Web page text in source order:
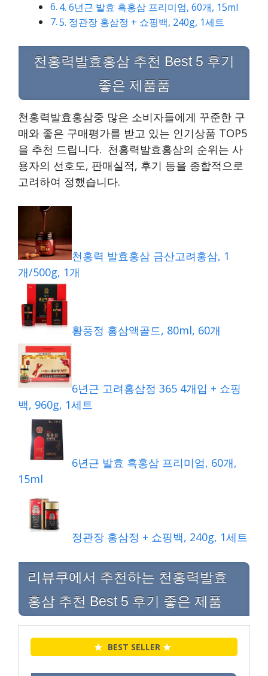
4. 6년근 발효 흑홍삼 프리미엄, 60개, 15ml
5. 정관장 홍삼정 + 쇼핑백, 240g, 1세트
천홍력발효홍삼 추천 Best 5 후기
좋은 제품품
천홍력발효홍삼중 많은 소비자들에게 꾸준한 구
매와 좋은 구매평가를 받고 있는 인기상품 TOP5
을 추천 드립니다. 천홍력발효홍삼의 순위는 사
용자의 선호도, 판매실적, 후기 등을 종합적으로
고려하여 정했습니다.
천홍력 발효홍삼 금산고려홍삼, 1
개/500g, 1개
황풍정 홍삼액골드, 80ml, 60개
6년근 고려홍삼정 365 4개입 + 쇼핑
백, 960g, 1세트
6년근 발효 흑홍삼 프리미엄, 60개,
15ml
정관장 홍삼정 + 쇼핑백, 240g, 1세트
리뷰쿠에서 추천하는 천홍력발효
홍삼 추천 Best 5 후기 좋은 제품
★ BEST SELLER ★